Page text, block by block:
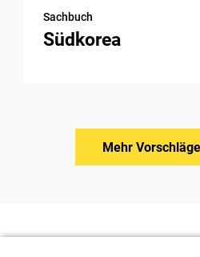
Sachbuch
Südkorea
Mehr